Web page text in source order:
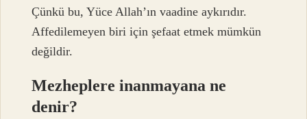
Çünkü bu, Yüce Allah’ın vaadine aykırıdır.
Affedilemeyen biri için şefaat etmek mümkün
değildir.
Mezheplere inanmayana ne
denir?